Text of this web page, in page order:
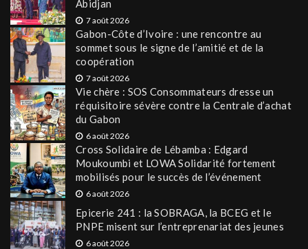
Abidjan
7 août 2026
Gabon-Côte d’Ivoire : une rencontre au
sommet sous le signe de l’amitié et de la
coopération
7 août 2026
Vie chère : SOS Consommateurs dresse un
réquisitoire sévère contre la Centrale d’achat
du Gabon
6 août 2026
Cross Solidaire de Lébamba : Edgard
Moukoumbi et LOWA Solidarité fortement
mobilisés pour le succès de l’événement
6 août 2026
Epicerie 241 : la SOBRAGA, la BCEG et le
PNPE misent sur l’entreprenariat des jeunes
6 août 2026